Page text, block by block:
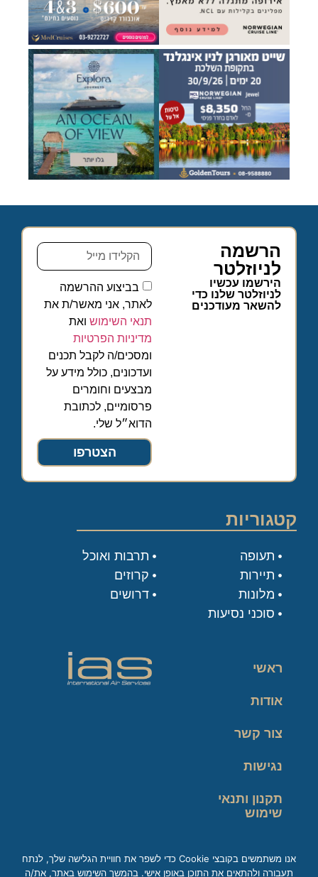
הרשמה
לניוזלטר
הירשמו עכשיו
לניוזלטר שלנו כדי
להשאר מעודכנים
בביצוע ההרשמה
לאתר, אני מאשר/ת את
תנאי השימוש ואת
מדיניות הפרטיות
ומסכים/ה לקבל תכנים
ועדכונים, כולל מידע על
מבצעים וחומרים
פרסומיים, לכתובת
הדוא״ל שלי.
הצטרפו
קטגוריות
תעופה
תיירות
מלונות
סוכני נסיעות
תרבות ואוכל
קרוזים
דרושים
ראשי
אודות
צור קשר
נגישות
תקנון ותנאי
שימוש
אנו משתמשים בקובצי Cookie כדי לשפר את חוויית הגלישה שלך, לנתח
תעבורה ולהתאים את התוכן באופן אישי. בהמשך השימוש באתר, את/ה